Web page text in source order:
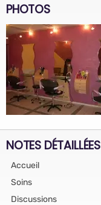
PHOTOS
NOTES DÉTAILLÉES
Accueil
Soins
Discussions